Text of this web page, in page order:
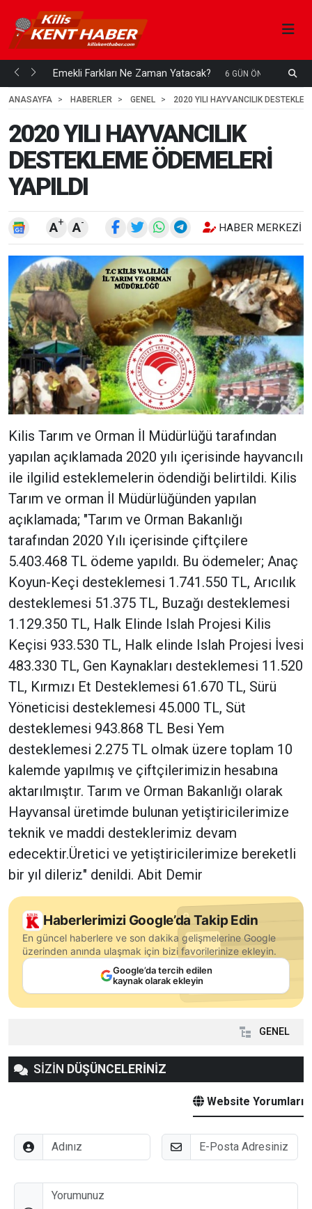
mi... Emekli Farkları Ne Zaman Yatacak? 6 GÜN ÖNCE
ANASAYFA
HABERLER GENEL 2020 YILI HAYVANCILIK
2020 YILI HAYVANCILIK
DESTEKLEME ÖDEMELERİ
YAPILDI
A+ A- HABER MERKEZI
Kilis Tarım ve Orman İl Müdürlüğü tarafından
yapılan açıklamada 2020 yılı içerisinde hayvancılı
ile ilgilid esteklemelerin ödendiği belirtildi. Kilis
Tarım ve orman İl Müdürlüğünden yapılan
açıklamada; "Tarım ve Orman Bakanlığı
tarafından 2020 Yılı içerisinde çiftçilere
5.403.468 TL ödeme yapıldı. Bu ödemeler; Anaç
Koyun-Keçi desteklemesi 1.741.550 TL, Arıcılık
desteklemesi 51.375 TL, Buzağı desteklemesi
1.129.350 TL, Halk Elinde Islah Projesi Kilis
Keçisi 933.530 TL, Halk elinde Islah Projesi İvesi
483.330 TL, Gen Kaynakları desteklemesi 11.520
TL, Kırmızı Et Desteklemesi 61.670 TL, Sürü
Yöneticisi desteklemesi 45.000 TL, Süt
desteklemesi 943.868 TL Besi Yem
desteklemesi 2.275 TL olmak üzere toplam 10
kalemde yapılmış ve çiftçilerimizin hesabına
aktarılmıştır. Tarım ve Orman Bakanlığı olarak
Hayvansal üretimde bulunan yetiştiricilerimize
teknik ve maddi desteklerimiz devam
edecektir.Üretici ve yetiştiricilerimize bereketli
bir yıl dileriz" denildi. Abit Demir
Haberlerimizi Google’da Takip Edin
En güncel haberlere ve son dakika gelişmelerine Google
üzerinden anında ulaşmak için bizi favorilerinize ekleyin.
Google’da tercih edilen
kaynak olarak ekleyin
GENEL
SİZİN DÜŞÜNCELERİNİZ
Website Yorumları
Adınız E-Posta
Düşünceleriniz